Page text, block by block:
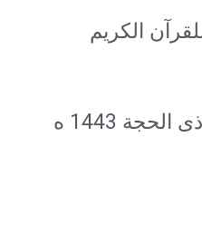
الكريم